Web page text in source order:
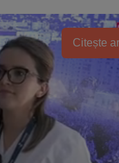
Citește